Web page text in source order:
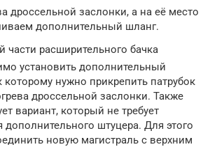
дроссельной заслонки, а на её место
дополнительный шланг.
части расширительного бачка
установить дополнительный
которому нужно прикрепить патрубок
дроссельной заслонки. Также
вариант, который не требует
дополнительного штуцера. Для этого
новую магистраль с верхним